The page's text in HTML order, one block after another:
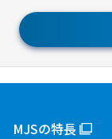
MJSの特長